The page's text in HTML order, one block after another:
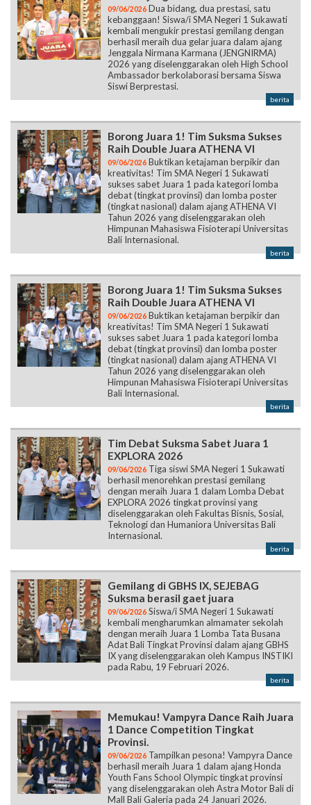
09/06/2026 Dua bidang, dua prestasi, satu
kebanggaan! Siswa/i SMA Negeri 1 Sukawati
kembali mengukir prestasi gemilang dengan
berhasil meraih dua gelar juara dalam ajang
Jenggala Nirmana Karmana (JENGNIRMA)
2026 yang diselenggarakan oleh High School
Ambassador berkolaborasi bersama Siswa
Siswi Berprestasi.
berita
Borong Juara 1! Tim Suksma Sukses
Raih Double Juara ATHENA VI
09/06/2026 Buktikan ketajaman berpikir dan
kreativitas! Tim SMA Negeri 1 Sukawati
sukses sabet Juara 1 pada kategori lomba
debat (tingkat provinsi) dan lomba poster
(tingkat nasional) dalam ajang ATHENA VI
Tahun 2026 yang diselenggarakan oleh
Himpunan Mahasiswa Fisioterapi Universitas
Bali Internasional.
berita
Borong Juara 1! Tim Suksma Sukses
Raih Double Juara ATHENA VI
09/06/2026 Buktikan ketajaman berpikir dan
kreativitas! Tim SMA Negeri 1 Sukawati
sukses sabet Juara 1 pada kategori lomba
debat (tingkat provinsi) dan lomba poster
(tingkat nasional) dalam ajang ATHENA VI
Tahun 2026 yang diselenggarakan oleh
Himpunan Mahasiswa Fisioterapi Universitas
Bali Internasional.
berita
Tim Debat Suksma Sabet Juara 1
EXPLORA 2026
09/06/2026 Tiga siswi SMA Negeri 1 Sukawati
berhasil menorehkan prestasi gemilang
dengan meraih Juara 1 dalam Lomba Debat
EXPLORA 2026 tingkat provinsi yang
diselenggarakan oleh Fakultas Bisnis, Sosial,
Teknologi dan Humaniora Universitas Bali
Internasional.
berita
Gemilang di GBHS IX, SEJEBAG
Suksma berasil gaet juara
09/06/2026 Siswa/i SMA Negeri 1 Sukawati
kembali mengharumkan almamater sekolah
dengan meraih Juara 1 Lomba Tata Busana
Adat Bali Tingkat Provinsi dalam ajang GBHS
IX yang diselenggarakan oleh Kampus INSTIKI
pada Rabu, 19 Februari 2026.
berita
Memukau! Vampyra Dance Raih Juara
1 Dance Competition Tingkat
Provinsi.
09/06/2026 Tampilkan pesona! Vampyra Dance
berhasil meraih Juara 1 dalam ajang Honda
Youth Fans School Olympic tingkat provinsi
yang diselenggarakan oleh Astra Motor Bali di
Mall Bali Galeria pada 24 Januari 2026.